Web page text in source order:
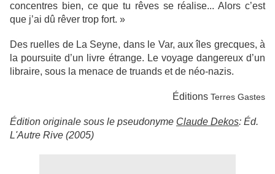
concentres bien, ce que tu rêves se réalise... Alors c’est
que j’ai dû rêver trop fort. »
Des ruelles de La Seyne, dans le Var, aux îles grecques, à
la poursuite d’un livre étrange. Le voyage dangereux d’un
libraire, sous la menace de truands et de néo-nazis.
Éditions Terres Gastes
Édition originale sous le pseudonyme Claude Dekos: Éd.
L'Autre Rive (2005)